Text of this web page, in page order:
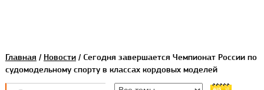
Главная / Новости/ Сегодня завершается Чемпионат России по
судомодельному спорту в классах кордовых моделей